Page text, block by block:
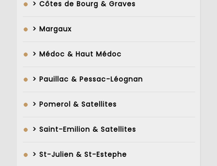
> Côtes de Bourg & Graves
> Margaux
> Médoc & Haut Médoc
> Pauillac & Pessac-Léognan
> Pomerol & Satellites
> Saint-Emilion & Satellites
> St-Julien & St-Estephe